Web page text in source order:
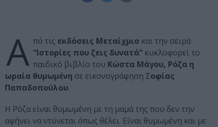
Α πό τις εκδόσεις Μεταίχμιο και την σειρά
“Ιστορίες που ζεις δυνατά” κυκλοφορεί το
παιδικό βιβλίο του Κώστα Μάγου, Ρόζα η
ωραία θυμωμένη σε εικονογράφηση Σοφίας
Παπαδοπούλου.
Η Ρόζα είναι θυμωμένη με τη μαμά της που δεν την
αφήνει να ντύνεται όπως θέλει. Είναι θυμωμένη και με